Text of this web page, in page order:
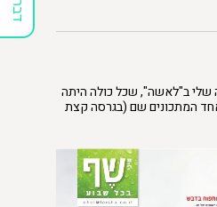
שלי ב"לאשה", שכל כולה היתה
המתכונים שם (בגרסה קצת